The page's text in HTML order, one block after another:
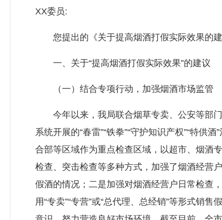
XX委员:
您提出的《关于提高烟酒打假实际效果的建
一、关于“提高烟酒打假实际效果”的建议
（一）结合专项行动，加强烟酒市场监管
今年以来，我局联合烟草专卖、公安等部门
系统开展的“春雷”“铁拳”“守护知识产权”“特
合部等区域作为重点检查区域，以超市、烟酒
检查、突击检查等多种方式，加强了烟酒经营
假酒的情况；二是加强对烟酒经营户日常检查
用“专卖”“专营”或“总代理、总经销”等形式销